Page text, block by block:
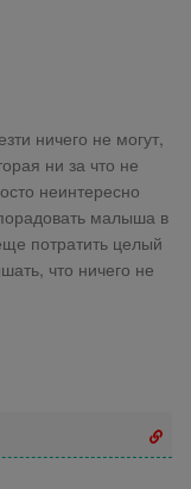
ничего не могут,
ни за что не
неинтересно
малыша в
потратить целый
что ничего не